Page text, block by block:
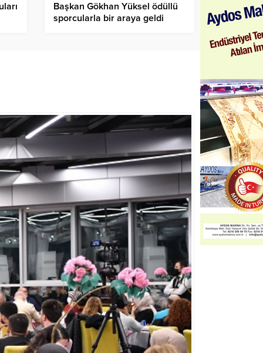
Başkan Gökhan Yüksel ödüllü
sporcularla bir araya geldi